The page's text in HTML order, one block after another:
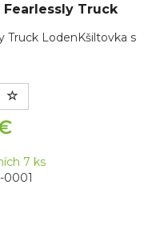
Truck
Truck LodenKšiltovka s
7 ks
0001